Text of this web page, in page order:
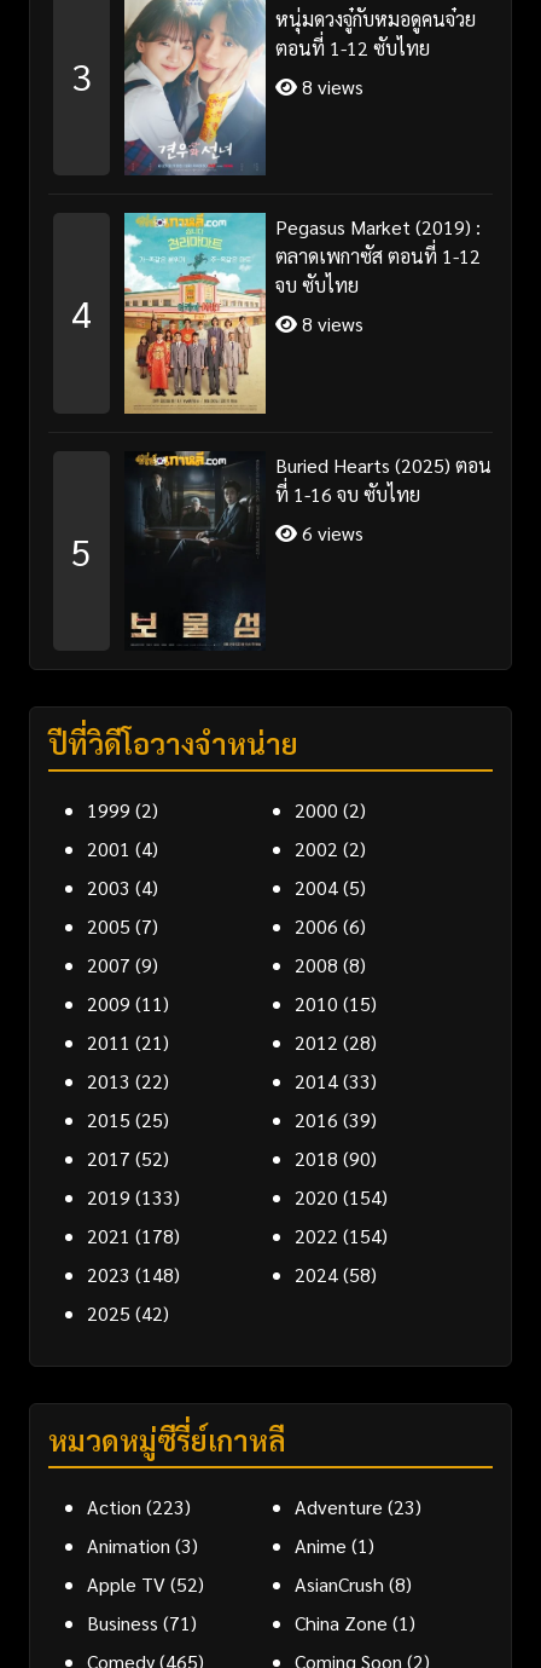
3
หนุ่มดวงจู๋กับหมอดูคนจ๋วย
ตอนที่ 1-12 ซับไทย
8 views
4
Pegasus Market (2019) :
ตลาดเพกาซัส ตอนที่ 1-12
จบ ซับไทย
8 views
5
Buried Hearts (2025) ตอน
ที่ 1-16 จบ ซับไทย
6 views
ปีที่วิดีโอวางจำหน่าย
1999 (2) 2000 (2)
2001 (4) 2002 (2)
2003 (4) 2004(5)
2005 (7) 2006 (6)
2007 (9) 2008 (8)
2009 (11) 2010 (15)
2011 (21) 2012 (28)
2013 (22) 2014(33)
2015 (25) 2016 (39)
2017 (52) 2018 (90)
2019 (133) 2020 (154)
2021 (178) 2022 (154)
2023 (148) 2024(58)
2025 (42)
หมวดหมู่ซีรี่ย์เกาหลี
Action (223) Adventure (23)
Animation (3) Anime (1)
Apple TV(52) AsianCrush (8)
Business (71) China Zone (1)
Comedy(465) Coming Soon (2)